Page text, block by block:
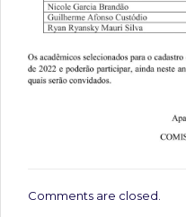
Comments are closed.